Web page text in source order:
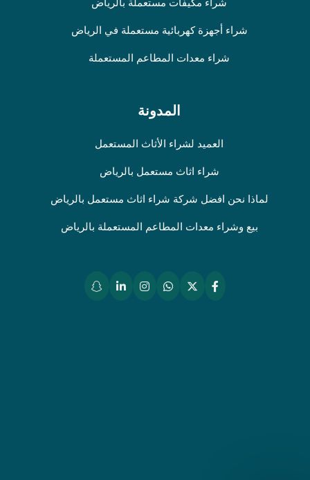
شراء مكيفات مستعملة بالرياض
شراء أجهزة كهربائية مستعملة في الرياض
شراء معدات المطاعم المستعملة
المدونة
العميد لشراء الأثاث المستعمل
شراء اثاث مستعمل بالرياض
لماذا نحن افضل شركة شراء اثاث مستعمل بالرياض
بيع وشراء معدات المطاعم المستعملة بالرياض